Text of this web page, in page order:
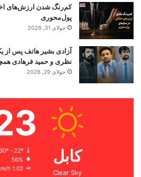
کم‌رنگ شدن ارزش‌های
پول‌محوری
جولای 31, 2026
آزادی بشیر هاتف پس
نظری و حمید فرهادی
جولای 29, 2026
کابل
Clear Sky
30º - 22º
56%
1.02 km/h